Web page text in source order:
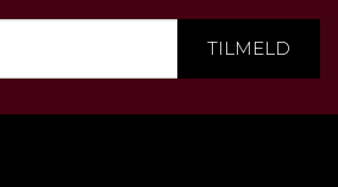
TILMELD